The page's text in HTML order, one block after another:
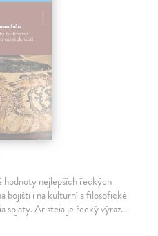
hodnoty nejlepších řeckých
bojišti i na kulturní a filosofické
spjaty. Aristeia je řecký výraz…